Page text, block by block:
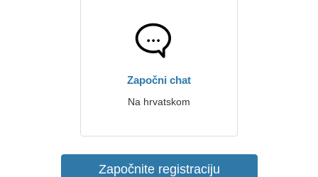
Započni chat
Na hrvatskom
Započnite registraciju